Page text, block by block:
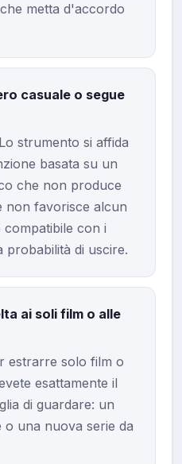
metta d'accordo
casuale o segue
strumento si affida
basata su un
che non produce
non favorisce alcun
con i
probabilità di uscire.
ai soli film o alle
estrarre solo film o
esattamente il
di guardare: un
una nuova serie da